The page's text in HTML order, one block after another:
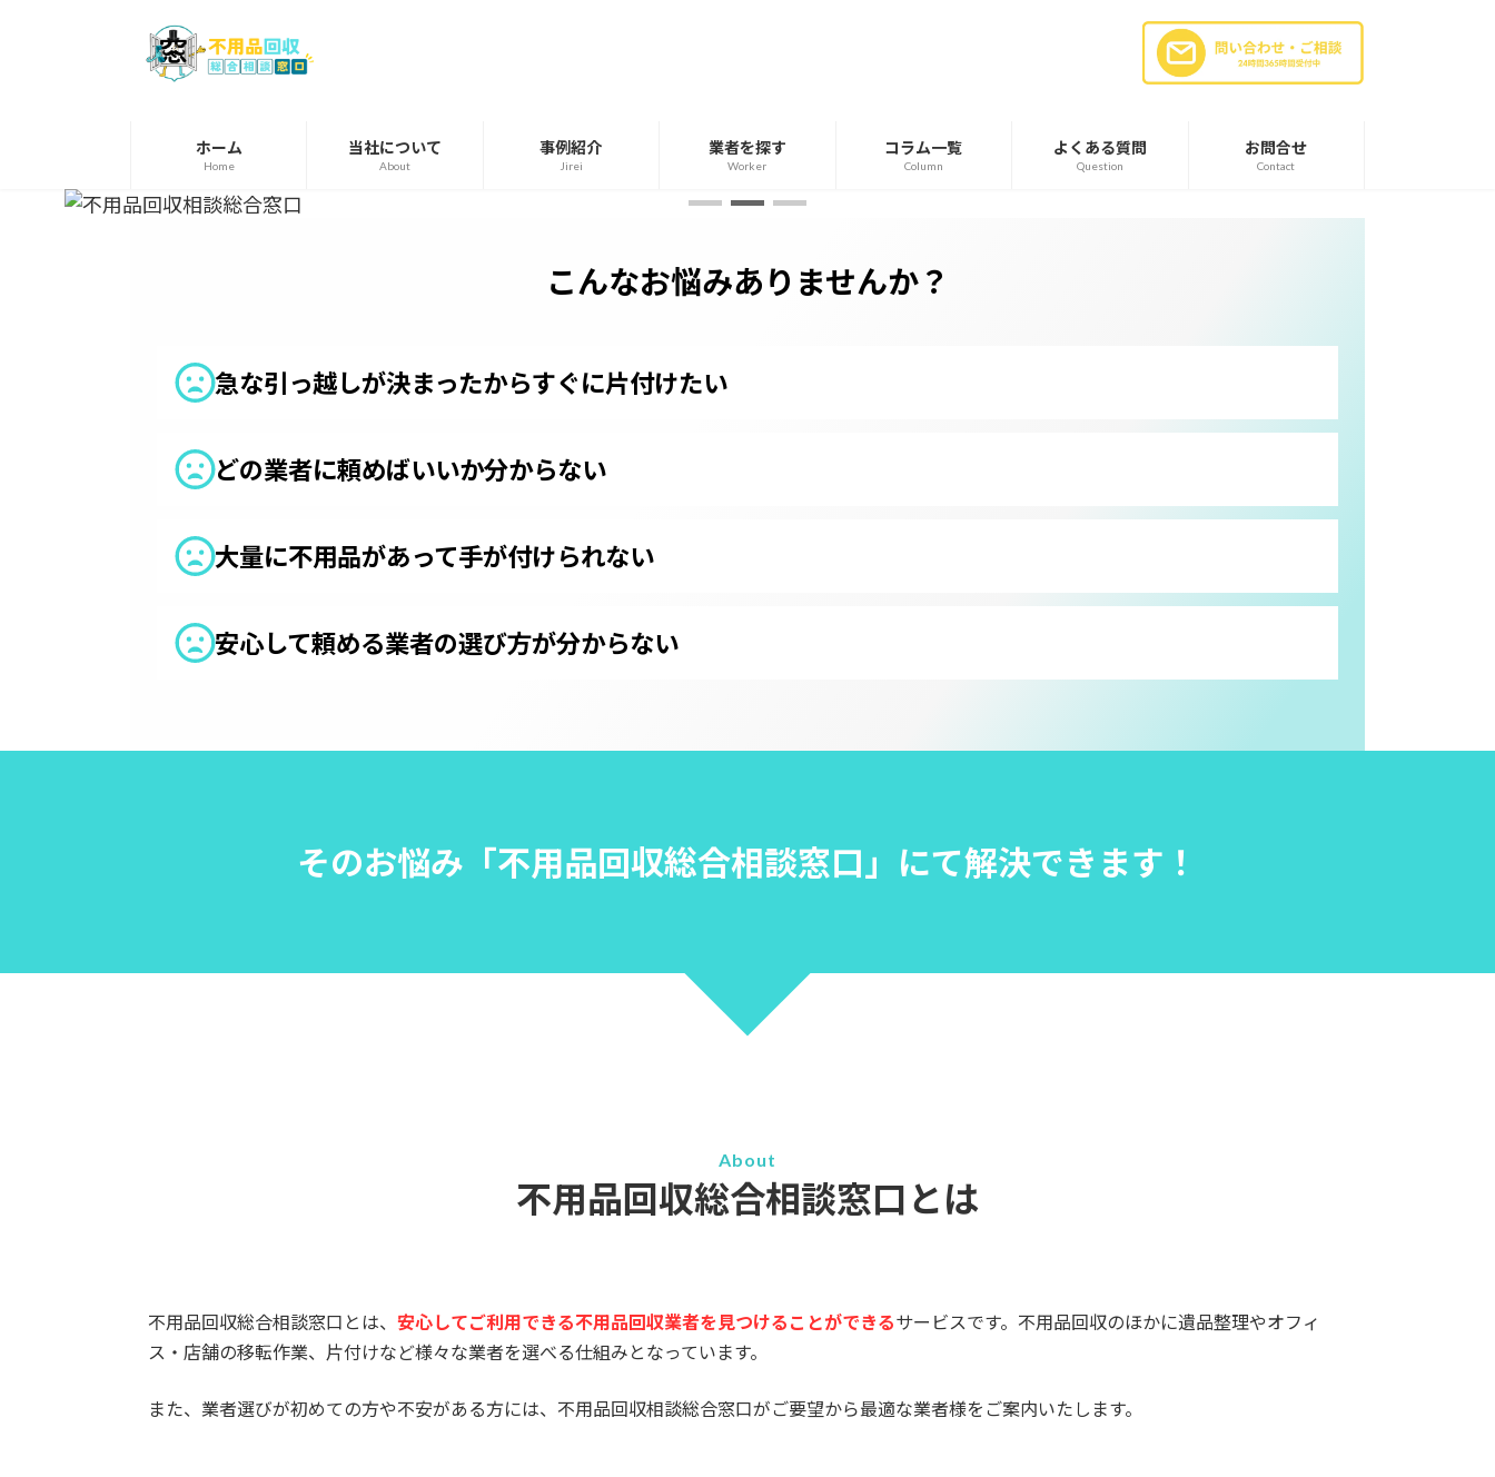
ホーム
Home
当社について
About
事例紹介
Jirei
業者を探す
Worker
コラム一覧
Column
よくある質問
Question
お問合せ
Contact
こんなお悩みありませんか？
急な引っ越しが決まったからすぐに片付けたい
どの業者に頼めばいいか分からない
大量に不用品があって手が付けられない
安心して頼める業者の選び方が分からない
そのお悩み 「不用品回収総合相談窓口」 にて解決できます！
About
不用品回収総合相談窓口とは
不用品回収総合相談窓口とは、 安心してご利用できる不用品回収業者を見つけることができるサービスです。不用品回収のほかに遺品整理やオフィ
ス・店舗の移転作業、片付けなど様々な業者を選べる仕組みとなっています。
また、業者選びが初めての方や不安がある方には、不用品回収相談総合窓口がご要望から最適な業者様をご案内いたします。